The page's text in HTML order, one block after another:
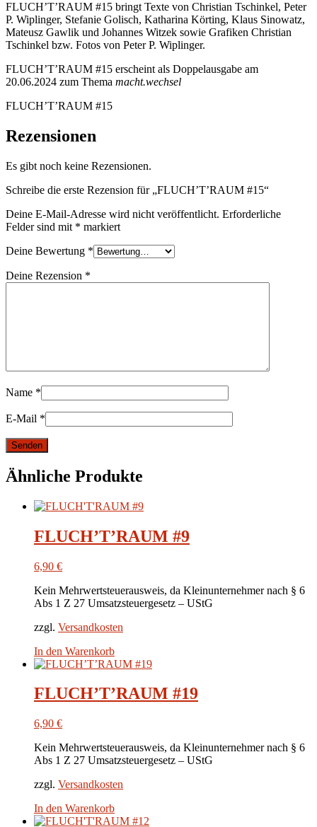
FLUCH’T’RAUM #15 bringt Texte von Christian Tschinkel, Peter
P. Wiplinger, Stefanie Golisch, Katharina Körting, Klaus Sinowatz,
Mateusz Gawlik und Johannes Witzek sowie Grafiken Christian
Tschinkel bzw. Fotos von Peter P. Wiplinger.
FLUCH’T’RAUM #15 erscheint als Doppelausgabe am
20.06.2024 zum Thema macht.wechsel
FLUCH’T’RAUM #15
Rezensionen
Es gibt noch keine Rezensionen.
Schreibe die erste Rezension für „FLUCH’T’RAUM #15“
Deine E-Mail-Adresse wird nicht veröffentlicht. Erforderliche
Felder sind mit * markiert
Deine Bewertung *
Deine Rezension *
Name *
E-Mail *
Ähnliche Produkte
FLUCH’T’RAUM #9
6,90 €
Kein Mehrwertsteuerausweis, da Kleinunternehmer nach § 6
Abs 1 Z 27 Umsatzsteuergesetz – UStG
zzgl. Versandkosten
In den Warenkorb
FLUCH’T’RAUM #19
6,90 €
Kein Mehrwertsteuerausweis, da Kleinunternehmer nach § 6
Abs 1 Z 27 Umsatzsteuergesetz – UStG
zzgl. Versandkosten
In den Warenkorb